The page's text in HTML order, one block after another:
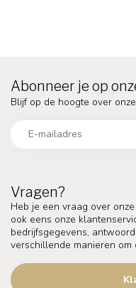
Vragen?
Heb je een vraag over
ook eens onze
bedrijfsgegevens,
verschillende manieren om
Abonneer je op
Blijf op de hoogte over